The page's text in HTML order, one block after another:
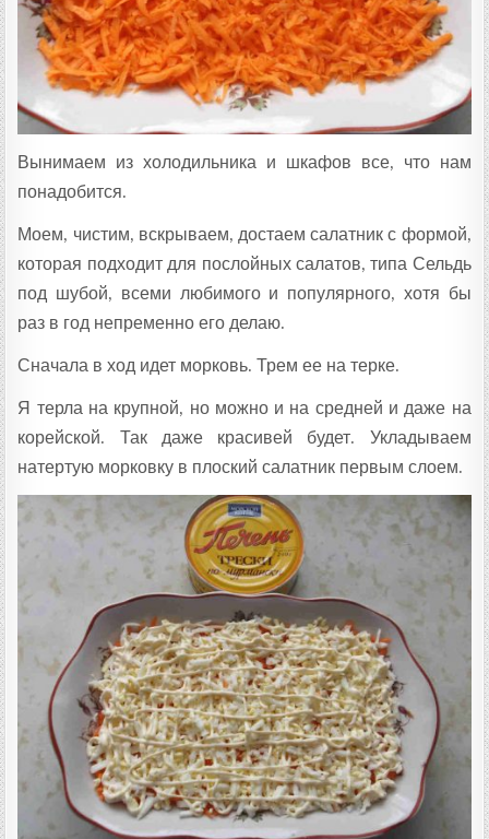
Вынимаем из холодильника и шкафов все, что нам
понадобится.
Моем, чистим, вскрываем, достаем салатник с формой,
которая подходит для послойных салатов, типа Сельдь
под шубой, всеми любимого и популярного, хотя бы
раз в год непременно его делаю.
Сначала в ход идет морковь. Трем ее на терке.
Я терла на крупной, но можно и на средней и даже на
корейской. Так даже красивей будет. Укладываем
натертую морковку в плоский салатник первым слоем.